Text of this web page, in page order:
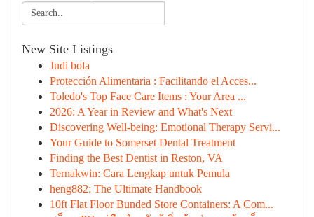
New Site Listings
Judi bola
Protección Alimentaria : Facilitando el Acces...
Toledo's Top Face Care Items : Your Area ...
2026: A Year in Review and What's Next
Discovering Well-being: Emotional Therapy Servi...
Your Guide to Somerset Dental Treatment
Finding the Best Dentist in Reston, VA
Ternakwin: Cara Lengkap untuk Pemula
heng882: The Ultimate Handbook
10ft Flat Floor Bunded Store Containers: A Com...